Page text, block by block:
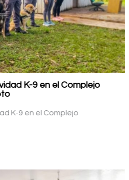
K-9 en el Complejo
K-9 en el Complejo